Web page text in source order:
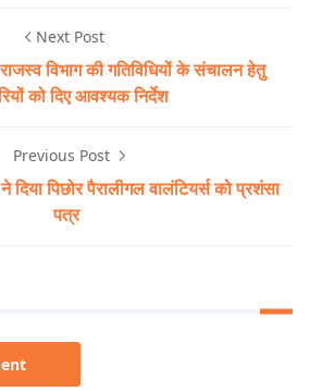
Next Post
विभाग की गतिविधियों के संचालन हेतु
को दिए आवश्यक निर्देश
Previous Post
दिया पिछोर पैरालीगल वालंटियर्स को प्रशंसा
पत्र